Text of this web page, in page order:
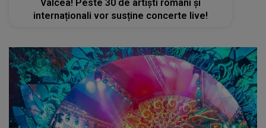
Vâlcea! Peste 30 de artiști români și
internaționali vor susține concerte live!